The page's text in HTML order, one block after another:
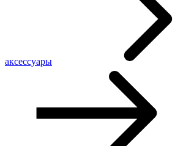
аксессуары